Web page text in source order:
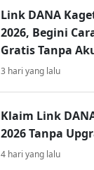
Link DANA
2026, Begini
Gratis Tanpa
3 hari yang lalu
Klaim Link
2026 Tanpa
4 hari yang lalu